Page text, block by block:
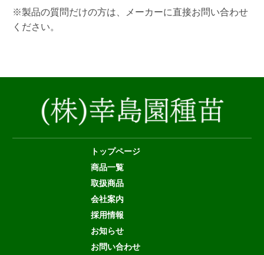
※製品の質問だけの方は、メーカーに直接お問い合わせ
ください。
トップページ
商品一覧
取扱商品
会社案内
採用情報
お知らせ
お問い合わせ